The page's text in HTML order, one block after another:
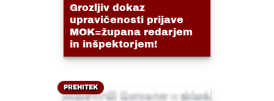
Grozljiv dokaz
upravičenosti prijave
MOK=župana redarjem
in inšpektorjem!
PREHITEK